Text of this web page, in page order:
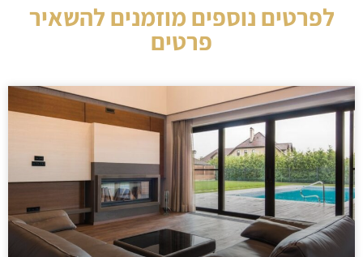
לפרטים נוספים מוזמנים להשאיר
פרטים